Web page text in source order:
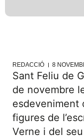
REDACCIÓ 8
Sant Feliu de
de novembre
esdeveniment
figures de
Verne i del